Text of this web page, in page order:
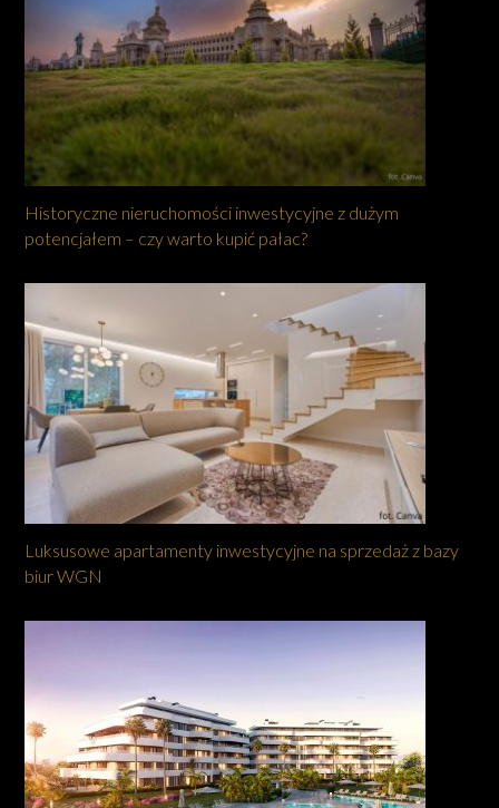
Historyczne nieruchomości inwestycyjne z dużym
potencjałem – czy warto kupić pałac?
Luksusowe apartamenty inwestycyjne na sprzedaż z bazy
biur WGN